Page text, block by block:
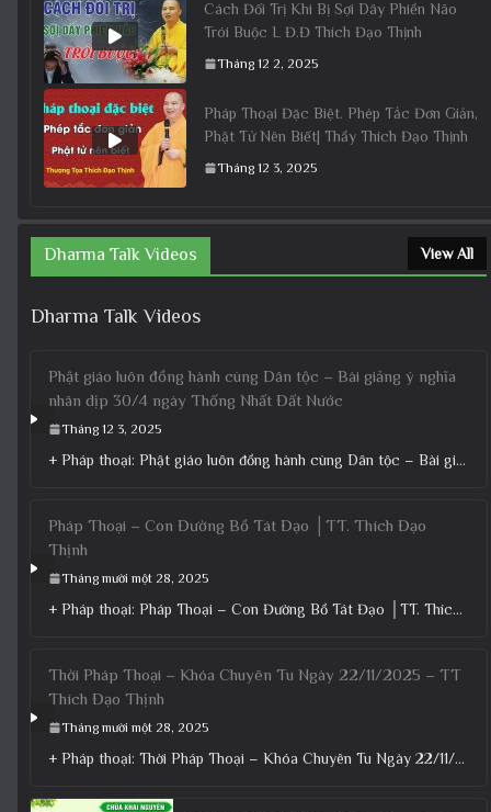
Cách Đối Trị Khi Bị Sợi Dây Phiền Não
Trói Buộc L Đ.Đ Thích Đạo Thịnh
Tháng 12 2, 2025
Pháp Thoại Đặc Biệt. Phép Tắc Đơn Giản,
Phật Tử Nên Biết| Thầy Thích Đạo Thịnh
Tháng 12 3, 2025
Dharma Talk Videos View All
Dharma Talk Videos
Phật giáo luôn đồng hành cùng Dân tộc – Bài giảng ý nghĩa
nhân dịp 30/4 ngày Thống Nhất Đất Nước
Tháng 12 3, 2025
+ Pháp thoại: Phật giáo luôn đồng hành cùng Dân tộc – Bài giảng ý nghĩa nhân dịp 30/4 ngày
Pháp Thoại – Con Đường Bồ Tát Đạo │TT. Thích Đạo
Thịnh
Tháng mười một 28, 2025
+ Pháp thoại: Pháp Thoại – Con Đường Bồ Tát Đạo │TT. Thích Đạo Thịnh + Album: Pháp Thoại +
Thời Pháp Thoại – Khóa Chuyên Tu Ngày 22/11/2025 – TT
Thích Đạo Thịnh
Tháng mười một 28, 2025
+ Pháp thoại: Thời Pháp Thoại – Khóa Chuyên Tu Ngày 22/11/2025 – TT Thích Đạo Thịnh + Album: Pháp